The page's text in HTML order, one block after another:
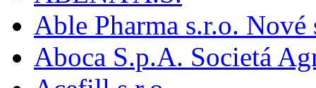
Able Pharma s.r.o.
Aboca S.p.A. Societá